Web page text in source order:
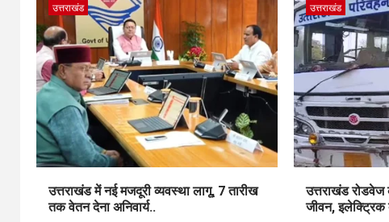
उत्तराखंड
उत्तराखंड में नई मजदूरी व्यवस्था लागू, 7 तारीख
तक वेतन देना अनिवार्य..
उत्तराखंड
उत्तराखंड रोडवेज
जीवन, इलेक्ट्रिक